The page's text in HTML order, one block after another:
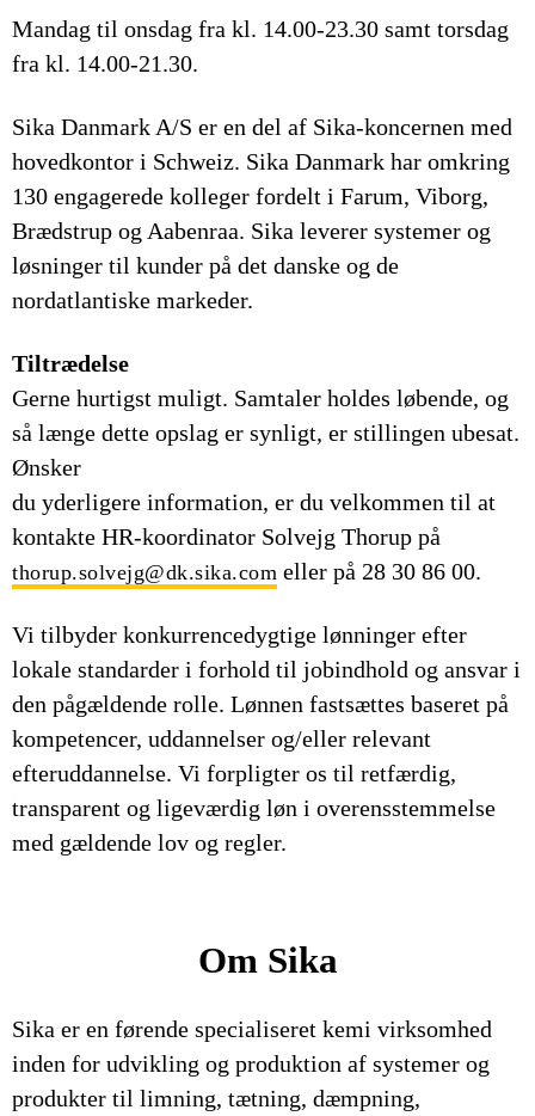
Mandag til onsdag fra kl. 14.00-23.30 samt torsdag
fra kl. 14.00-21.30.
Sika Danmark A/S er en del af Sika-koncernen med
hovedkontor i Schweiz. Sika Danmark har omkring
130 engagerede kolleger fordelt i Farum, Viborg,
Brædstrup og Aabenraa. Sika leverer systemer og
løsninger til kunder på det danske og de
nordatlantiske markeder.
Tiltrædelse
Gerne hurtigst muligt. Samtaler holdes løbende, og
så længe dette opslag er synligt, er stillingen ubesat.
Ønsker
du yderligere information, er du velkommen til at
kontakte HR-koordinator Solvejg Thorup på
thorup.solvejg@dk.sika.com eller på 28 30 86 00.
Vi tilbyder konkurrencedygtige lønninger efter
lokale standarder i forhold til jobindhold og ansvar i
den pågældende rolle. Lønnen fastsættes baseret på
kompetencer, uddannelser og/eller relevant
efteruddannelse. Vi forpligter os til retfærdig,
transparent og ligeværdig løn i overensstemmelse
med gældende lov og regler.
Om Sika
Sika er en førende specialiseret kemi virksomhed
inden for udvikling og produktion af systemer og
produkter til limning, tætning, dæmpning,